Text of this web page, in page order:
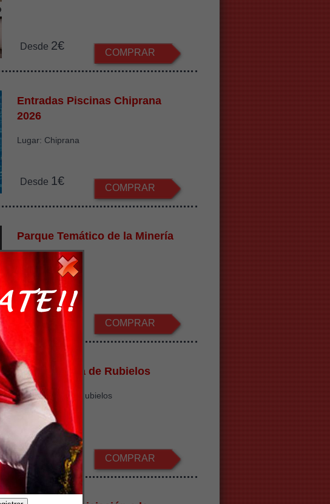
Desde 2€
COMPRAR
Entradas Piscinas Chiprana
2026
Lugar: Chiprana
Desde 1€
COMPRAR
Parque Temático de la Minería
Lugar: Utrillas
3€
COMPRAR
Castillo Mora de Rubielos
Lugar: Mora de Rubielos
Desde
COMPRAR